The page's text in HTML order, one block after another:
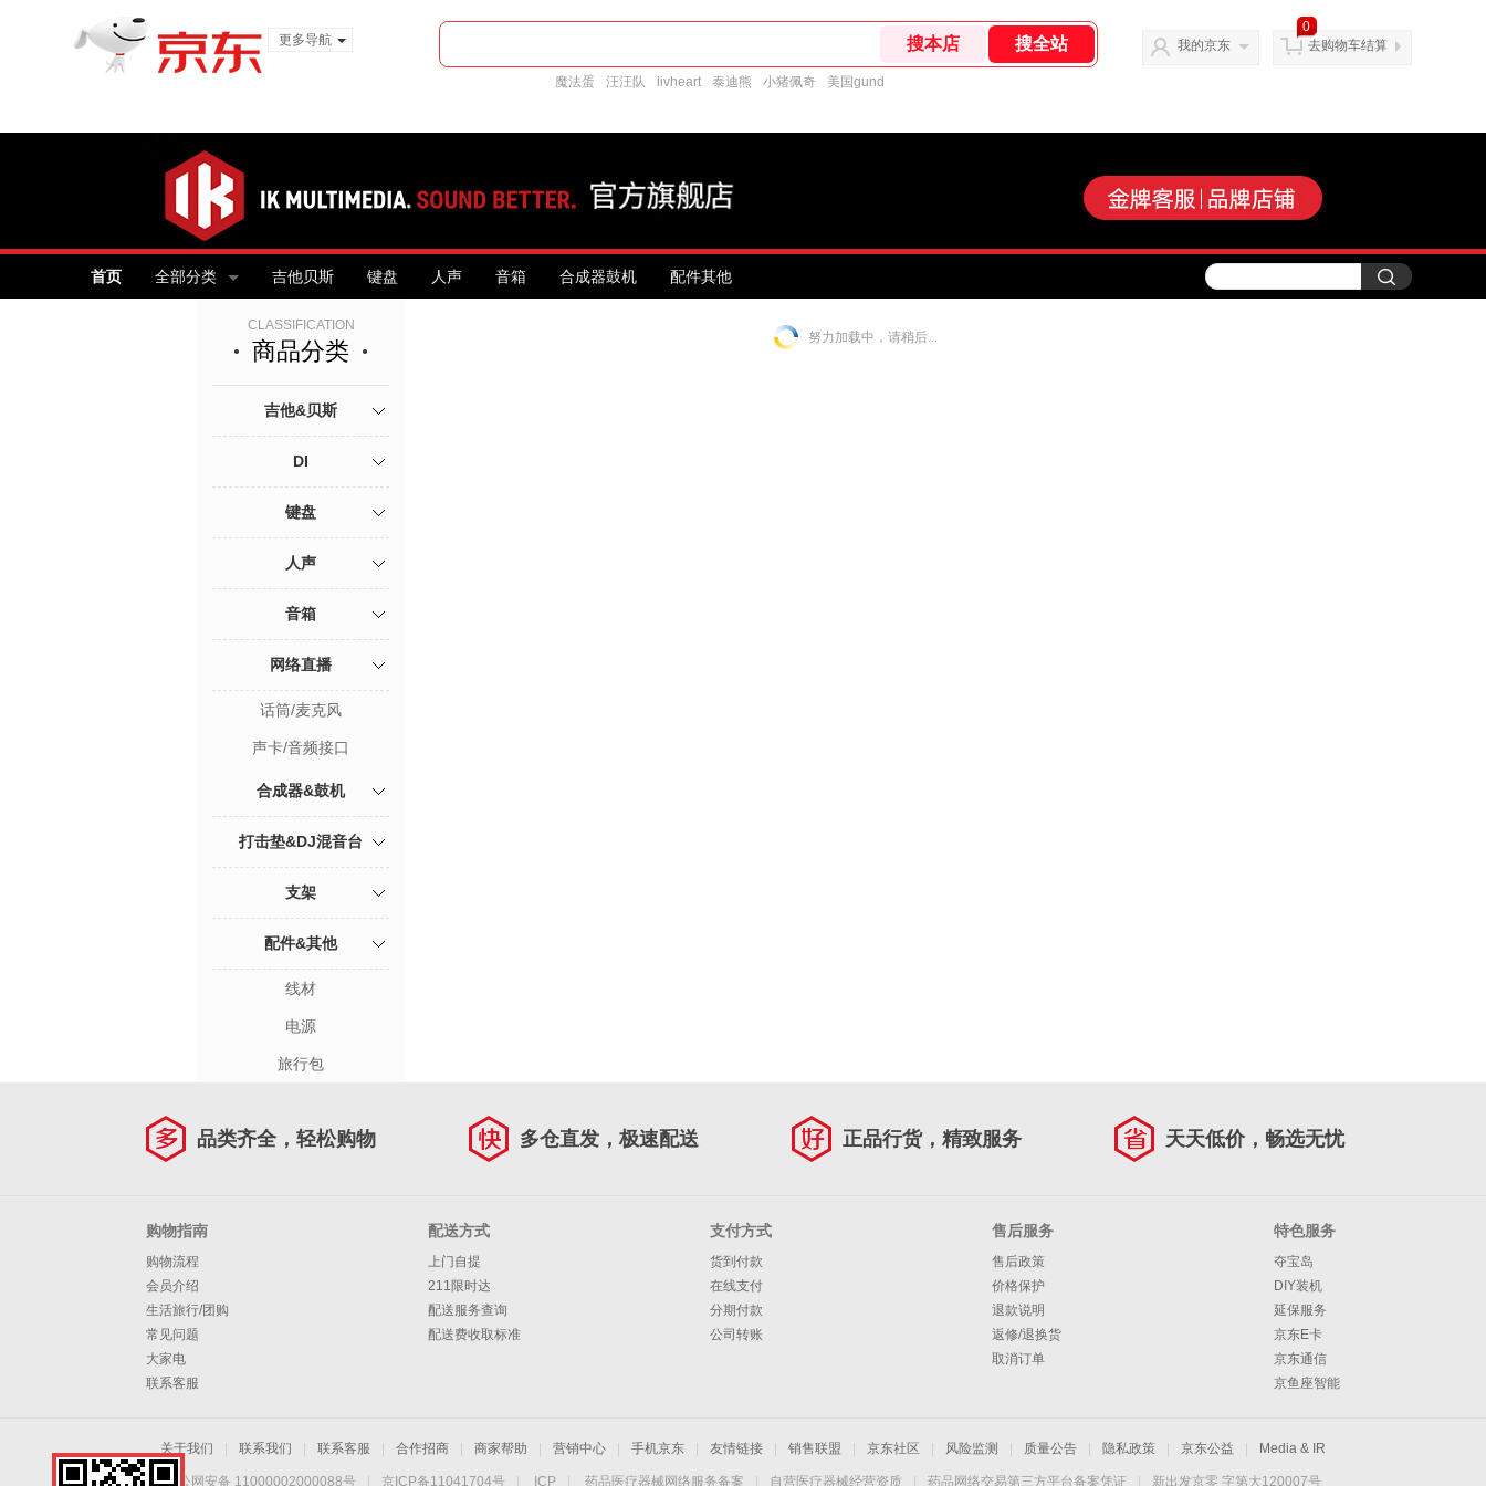
更多导航
魔法蛋 汪汪队 livheart 泰迪熊 小猪佩奇 美国gund
我的京东
0
去购物车结算
首页 全部分类 吉他贝斯 键盘 人声 音箱 合成器鼓机 配件其他
CLASSIFICATION
商品分类
吉他&贝斯
DI
键盘
人声
音箱
网络直播
话筒/麦克风
声卡/音频接口
合成器&鼓机
打击垫&DJ混音台
支架
配件&其他
线材
电源
旅行包
努力加载中，请稍后...
品类齐全，轻松购物 多仓直发，极速配送 正品行货，精致服务 天天低价，畅选无忧
购物指南
购物流程
会员介绍
生活旅行/团购
常见问题
大家电
联系客服
配送方式
上门自提
211限时达
配送服务查询
配送费收取标准
支付方式
货到付款
在线支付
分期付款
公司转账
售后服务
售后政策
价格保护
退款说明
返修/退换货
取消订单
特色服务
夺宝岛
DIY装机
延保服务
京东E卡
京东通信
京鱼座智能
关于我们 联系我们 联系客服 合作招商 商家帮助 营销中心 手机京东 友情链接 销售联盟 京东社区 风险监测 质量公告 隐私政策 京东公益 Media & IR
京公网安备 11000002000088号 京ICP备11041704号 ICP 药品医疗器械网络服务备案 自营医疗器械经营资质 药品网络交易第三方平台备案凭证 新出发京零 字第大120007号